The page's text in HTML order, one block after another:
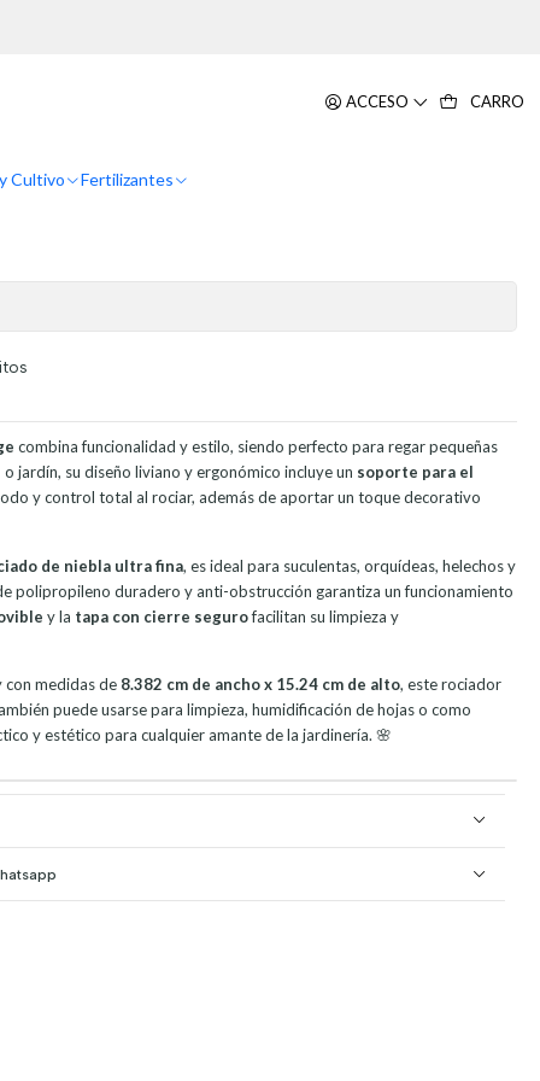
ACCESO CARRO
Cultivo Fertilizantes
Plastica X350ml Bomba
combina funcionalidad y estilo, siendo perfecto para regar pequeñas
jardín, su diseño liviano y ergonómico incluye un soporte para el
y control total al rociar, además de aportar un toque decorativo
de niebla ultra fina, es ideal para suculentas, orquídeas, helechos y
polipropileno duradero y anti-obstrucción garantiza un funcionamiento
y la tapa con cierre segurofacilitan su limpieza y
medidas de 8.382 cm de ancho x 15.24 cm de alto, este rociador
puede usarse para limpieza, humidificación de hojas o como
y estético para cualquier amante de la jardinería. 🌸